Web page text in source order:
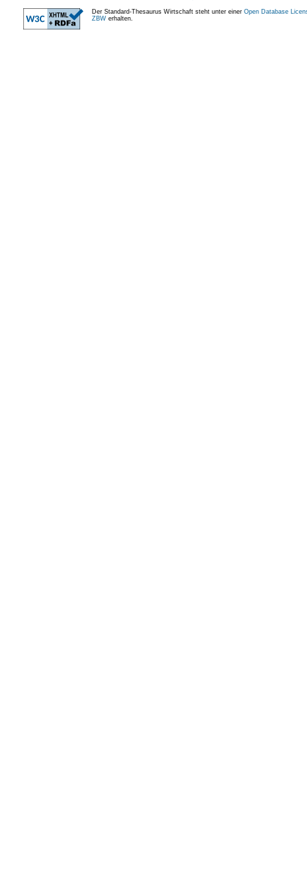
Der Standard-Thesaurus Wirtschaft steht unter einer Open Database
ZBW erhalten.